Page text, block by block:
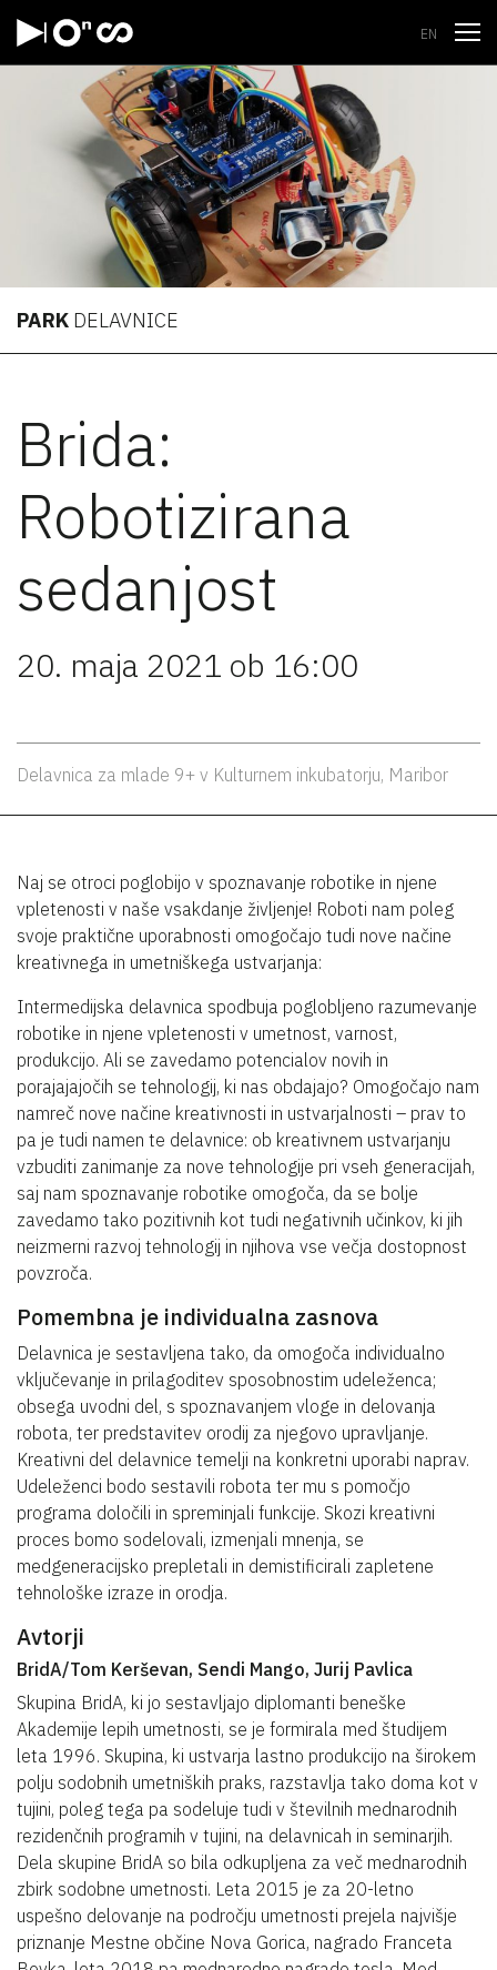
EN
PARK DELAVNICE
Brida:
Robotizirana
sedanjost
20. maja 2021 ob 16:00
Delavnica za mlade 9+ v Kulturnem inkubatorju, Maribor
Naj se otroci poglobijo v spoznavanje robotike in njene
vpletenosti v naše vsakdanje življenje! Roboti nam poleg
svoje praktične uporabnosti omogočajo tudi nove načine
kreativnega in umetniškega ustvarjanja:
Intermedijska delavnica spodbuja poglobljeno razumevanje
robotike in njene vpletenosti v umetnost, varnost,
produkcijo. Ali se zavedamo potencialov novih in
porajajajočih se tehnologij, ki nas obdajajo? Omogočajo nam
namreč nove načine kreativnosti in ustvarjalnosti – prav to
pa je tudi namen te delavnice: ob kreativnem ustvarjanju
vzbuditi zanimanje za nove tehnologije pri vseh generacijah,
saj nam spoznavanje robotike omogoča, da se bolje
zavedamo tako pozitivnih kot tudi negativnih učinkov, ki jih
neizmerni razvoj tehnologij in njihova vse večja dostopnost
povzroča.
Pomembna je individualna zasnova
Delavnica je sestavljena tako, da omogoča individualno
vključevanje in prilagoditev sposobnostim udeleženca;
obsega uvodni del, s spoznavanjem vloge in delovanja
robota, ter predstavitev orodij za njegovo upravljanje.
Kreativni del delavnice temelji na konkretni uporabi naprav.
Udeleženci bodo sestavili robota ter mu s pomočjo
programa določili in spreminjali funkcije. Skozi kreativni
proces bomo sodelovali, izmenjali mnenja, se
medgeneracijsko prepletali in demistificirali zapletene
tehnološke izraze in orodja.
Avtorji
BridA/Tom Kerševan, Sendi Mango, Jurij Pavlica
Skupina BridA, ki jo sestavljajo diplomanti beneške
Akademije lepih umetnosti, se je formirala med študijem
leta 1996. Skupina, ki ustvarja lastno produkcijo na širokem
polju sodobnih umetniških praks, razstavlja tako doma kot v
tujini, poleg tega pa sodeluje tudi v številnih mednarodnih
rezidenčnih programih v tujini, na delavnicah in seminarjih.
Dela skupine BridA so bila odkupljena za več mednarodnih
zbirk sodobne umetnosti. Leta 2015 je za 20-letno
uspešno delovanje na področju umetnosti prejela najvišje
priznanje Mestne občine Nova Gorica, nagrado Franceta